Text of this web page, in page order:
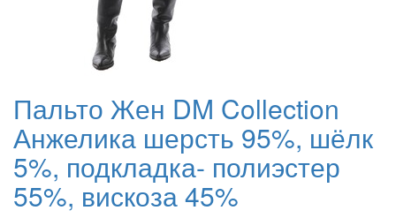
Пальто Жен DM Collection
Анжелика шерсть 95%, шёлк
5%, подкладка- полиэстер
55%, вискоза 45%